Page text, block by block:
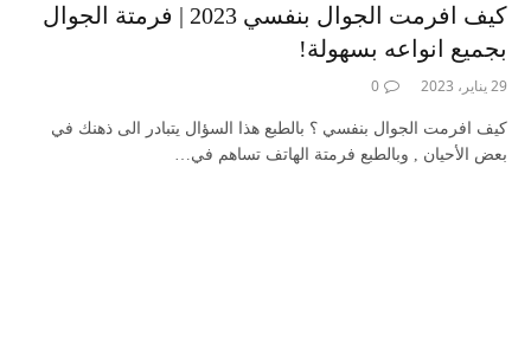
كيف افرمت الجوال بنفسي 2023 | فرمتة الجوال
بجميع انواعه بسهولة!
29 يناير، 2023 0
كيف افرمت الجوال بنفسي ؟ بالطبع هذا السؤال يتبادر الى ذهنك في
بعض الأحيان , وبالطبع فرمتة الهاتف تساهم في…